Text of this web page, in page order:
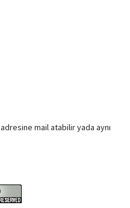
adresine mail atabilir yada aynı